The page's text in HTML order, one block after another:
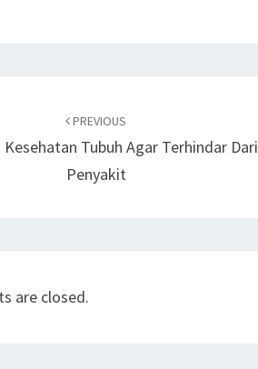
PREVIOUS
Tubuh Agar Terhindar Dari
Penyakit
are closed.